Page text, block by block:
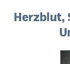
Herzblut,